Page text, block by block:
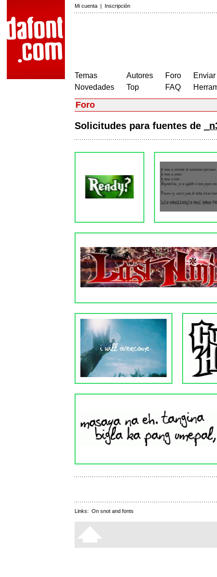
Mi cuenta | Inscripción
Temas
Novedades
Autores
Top
Foro
FAQ
Foro
Solicitudes para fuentes de
Links: On snot and fonts